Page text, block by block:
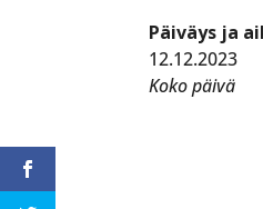
Päiväys ja
12.12.2023
Koko päivä